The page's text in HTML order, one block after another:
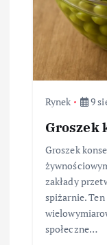
Rynek 9
Groszek
Groszek
zakłady
spiżarnie.
społeczne…